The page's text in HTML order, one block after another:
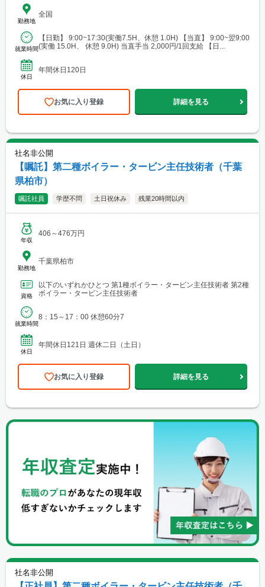
勤務地
全国
就業時間
【日勤】 9:00~17:30(実働7.5H、休憩 1.0H) 【当直】 9:00~翌9:00
(実働 15.0H、 休憩 9.0H) 当直手当 2,000円/1回支給 【日...
休日
年間休日120日
お気に入り登録 詳細を見る
社名非公開
【嘱託】第二種ボイラー・タービン主任技術者（千葉
県柏市）
嘱託社員 学歴不問 土日祝休み 残業20時間以内
年収
406～476万円
勤務地
千葉県柏市
資格
以下のいずれかひとつ 第1種ボイラー・タービン主任技術者 第2種
ボイラー・タービン主任技術者
就業時間
8：15～17：00 休憩60分7
休日
年間休日121日 週休二日（土日）
お気に入り登録 詳細を見る
社名非公開